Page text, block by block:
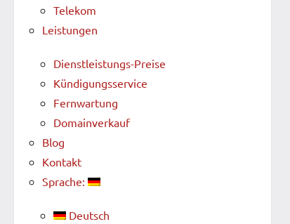
Telekom
Leistungen
Dienstleistungs-Preise
Kündigungsservice
Fernwartung
Domainverkauf
Blog
Kontakt
Sprache:
Deutsch